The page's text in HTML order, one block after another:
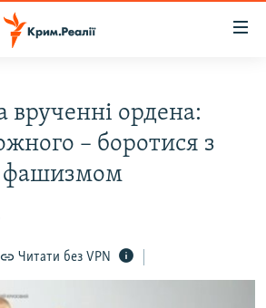
врученні ордена:
– боротися з
фашизмом
Читати без VPN